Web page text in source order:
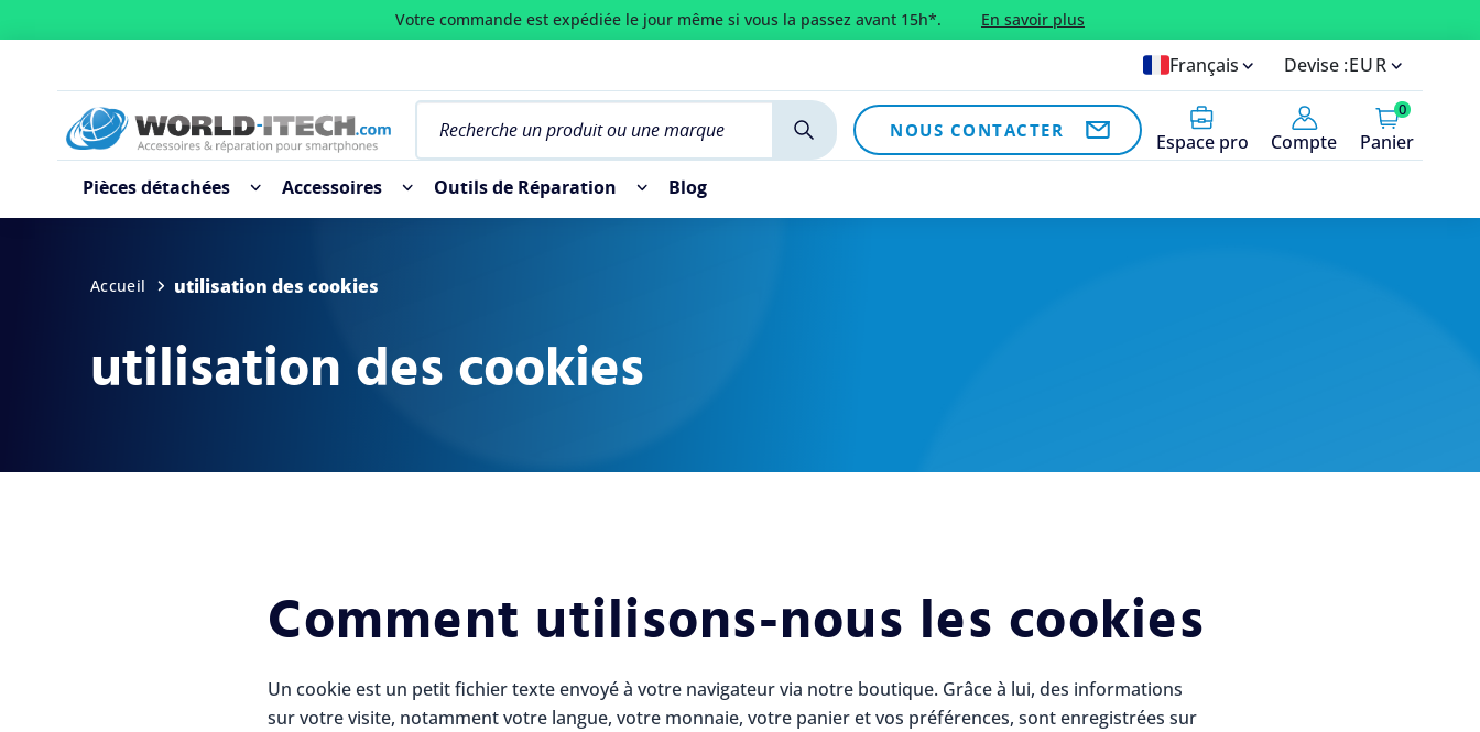
Votre commande est expédiée le jour même si vous la passez avant 15h*. En savoir plus
Français Devise :EUR
NOUS CONTACTER Espace pro Compte
0
Panier
Pièces détachées
Accessoires Outils de Réparation Blog
Accueil utilisation des cookies
utilisation des cookies
Comment utilisons-nous les cookies
Un cookie est un petit fichier texte envoyé à votre navigateur via notre boutique. Grâce à lui, des informations
sur votre visite, notamment votre langue, votre monnaie, votre panier et vos préférences, sont enregistrées sur